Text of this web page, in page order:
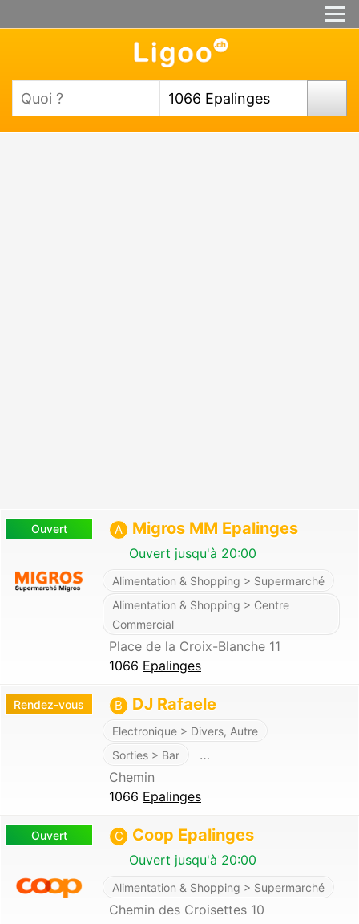
Ouvert A Migros MM Epalinges
Ouvert jusqu'à 20:00
Alimentation & Shopping > Supermarché
Alimentation & Shopping > Centre
Commercial
Place de la Croix-Blanche 11
1066 Epalinges
Rendez-vous B DJ Rafaele
Electronique > Divers, Autre
Sorties > Bar
…
Chemin
1066 Epalinges
Ouvert C Coop Epalinges
Ouvert jusqu'à 20:00
Alimentation & Shopping > Supermarché
Chemin des Croisettes 10